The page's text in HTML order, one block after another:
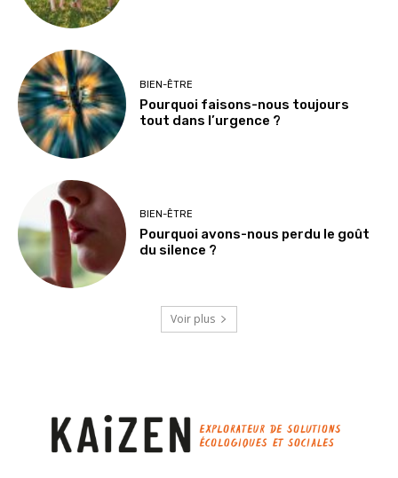
BIEN-ÊTRE
Pourquoi faisons-nous toujours
tout dans l’urgence ?
BIEN-ÊTRE
Pourquoi avons-nous perdu le goût
du silence ?
Voir plus